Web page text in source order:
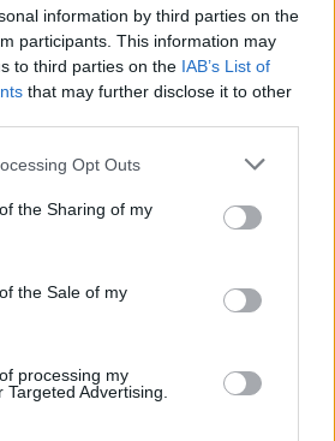
information by third parties on the
participants. This information may
to third parties on the IAB’s List of
that may further disclose it to other
Opt Outs
the Sharing of my
the Sale of my
processing my
Advertising.
européenne
5 août 2026 0